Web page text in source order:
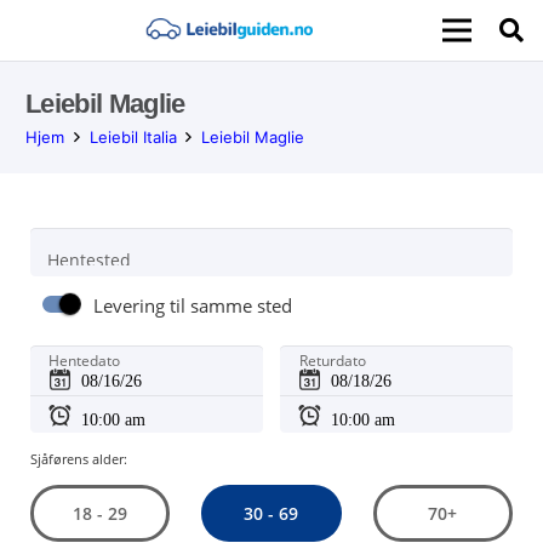
Leiebil Maglie
Hjem Leiebil Italia Leiebil Maglie
Hentested
Levering til samme sted
Hentedato Returdato
Sjåførens alder:
18 - 29 30 - 69 70+